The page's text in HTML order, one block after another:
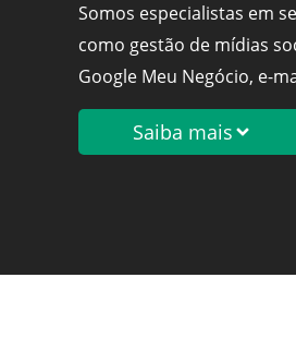
Somos especialistas em
como gestão de mídias
Google Meu Negócio, e-
Saiba mais